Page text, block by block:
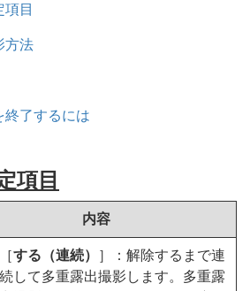
項目
方法
終了するには
項目
内容
［する（連続） ］：解除するまで連
続して多重露出撮影します。多重露